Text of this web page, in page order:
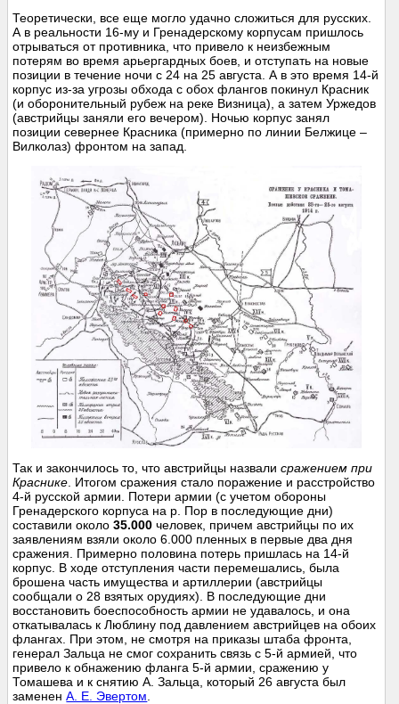
Теоретически, все еще могло удачно сложиться для русских.
А в реальности 16-му и Гренадерскому корпусам пришлось
отрываться от противника, что привело к неизбежным
потерям во время арьергардных боев, и отступать на новые
позиции в течение ночи с 24 на 25 августа. А в это время 14-й
корпус из-за угрозы обхода с обох флангов покинул Красник
(и оборонительный рубеж на реке Визница), а затем Уржедов
(австрийцы заняли его вечером). Ночью корпус занял
позиции севернее Красника (примерно по линии Белжице –
Вилколаз) фронтом на запад.
Так и закончилось то, что австрийцы назвалисражением при
Краснике . Итогом сражения стало поражение и расстройство
4-й русской армии. Потери армии (с учетом обороны
Гренадерского корпуса на р. Пор в последующие дни)
составили около35.000 человек, причем австрийцы по их
заявлениям взяли около 6.000 пленных в первые два дня
сражения. Примерно половина потерь пришлась на 14-й
корпус. В ходе отступления части перемешались, была
брошена часть имущества и артиллерии (австрийцы
сообщали о 28 взятых орудиях). В последующие дни
восстановить боеспособность армии не удавалось, и она
откатывалась к Люблину под давлением австрийцев на обоих
флангах. При этом, не смотря на приказы штаба фронта,
генерал Зальца не смог сохранить связь с 5-й армией, что
привело к обнажению фланга 5-й армии, сражению у
Томашева и к снятию А. Зальца, который 26 августа был
замененА. Е. Эвертом